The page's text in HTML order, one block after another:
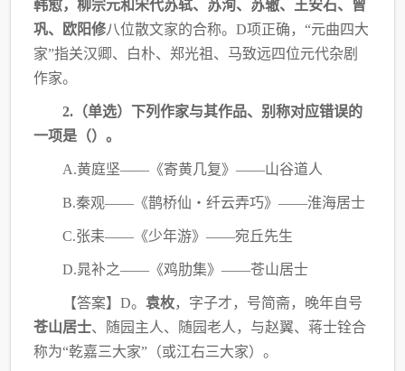
韩愈，柳宗元和宋代苏轼、苏洵、苏辙、王安石、曾
巩、欧阳修八位散文家的合称。D项正确，“元曲四大
家”指关汉卿、白朴、郑光祖、马致远四位元代杂剧
作家。
2.（单选）下列作家与其作品、别称对应错误的
一项是（）。
A.黄庭坚——《寄黄几复》——山谷道人
B.秦观——《鹊桥仙・纤云弄巧》——淮海居士
C.张耒——《少年游》——宛丘先生
D.晁补之——《鸡肋集》——苍山居士
【答案】D。袁枚，字子才，号简斋，晚年自号
苍山居士、随园主人、随园老人，与赵翼、蒋士铨合
称为“乾嘉三大家”（或江右三大家）。